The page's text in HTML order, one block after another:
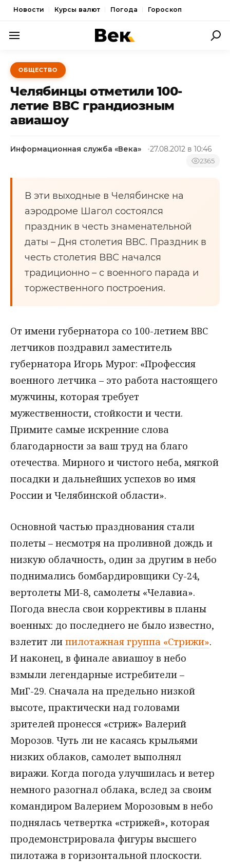
Новости Курсы валют Погода Гороскоп
ПОЛИТИКА
ЭКОНОМИКА
ОБЩЕСТВО
СПОРТ
ОБЩЕСТВО
Челябинцы отметили 100-
летие ВВС грандиозным
авиашоу
Информационная служба «Века» 27.08.2012 в 10:46
2365
В эти выходные в Челябинске на
аэродроме Шагол состоялся
праздник в честь знаменательной
даты – Дня столетия ВВС. Праздник в
честь столетия ВВС начался
традиционно – с военного парада и
торжественного построения.
От имени губернатора со 100-летием ВВС
летчиков поздравил заместитель
губернатора Игорь Мурог: «Профессия
военного летчика – это работа настоящего
мужчины, которая требует
мужественности, стойкости и чести.
Примите самые искренние слова
благодарности за ваш труд на благо
отечества. Мирного и чистого неба, мягкой
посадки и дальнейших успехов во имя
России и Челябинской области».
Основной частью празднования стали
полеты – несмотря на проливной дождь и
низкую облачность, один за другим в небо
поднимались бомбардировщики Су-24,
вертолеты МИ-8, самолеты «Челавиа».
Погода внесла свои коррективы в планы
военных: до последнего не было известно,
взлетит ли пилотажная группа «Стрижи».
И наконец, в финале авиашоу в небо
взмыли легендарные истребители –
МиГ-29. Сначала на предельно низкой
высоте, практически над головами
зрителей пронесся «стриж» Валерий
Морозов. Чуть ли не касаясь крыльями
низких облаков, самолет выполнял
виражи. Когда погода улучшилась и ветер
немного разогнал облака, вслед за своим
командиром Валерием Морозовым в небо
поднялась четвертка «стрижей», которая
продемонстрировала фигуры высшего
пилотажа в горизонтальной плоскости.